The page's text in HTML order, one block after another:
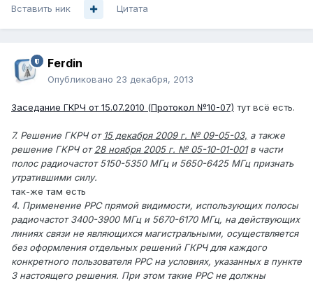
Вставить ник Цитата
Ferdin
Опубликовано 23 декабря, 2013
Заседание ГКРЧ от 15.07.2010 (Протокол №10-07) тут всё есть.
7. Решение ГКРЧ от 15 декабря 2009 г. № 09-05-03, а также
решение ГКРЧ от28 ноября 2005 г. № 05-10-01-001в части
полос радиочастот 5150-5350 МГц и 5650-6425 МГц признать
утратившими силу.
так-же там есть
4. Применение РРС прямой видимости, использующих полосы
радиочастот 3400-3900 МГц и 5670-6170 МГц, на действующих
линиях связи не являющихся магистральными, осуществляется
без оформления отдельных решений ГКРЧ для каждого
конкретного пользователя РРС на условиях, указанных в пункте
3 настоящего решения. При этом такие РРС не должны